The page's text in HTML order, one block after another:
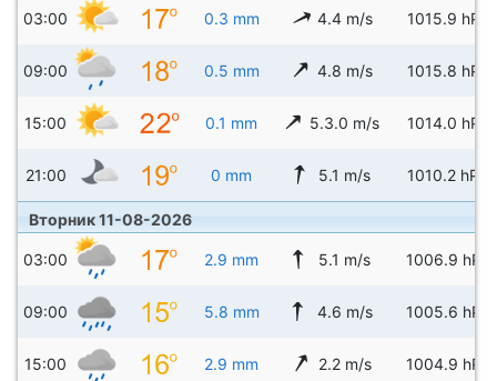
03:00 0.3 mm 4.4 m/s 1015.9 hPa
09:00 0.5 mm 4.8 m/s 1015.8 hPa
15:00 0.1 mm 5.3.0 m/s 1014.0 hPa
21:00 0 mm 5.1 m/s 1010.2 hPa
Вторник 11-08-2026
03:00 2.9 mm 5.1 m/s 1006.9 hPa
09:00 5.8 mm 4.6 m/s 1005.6 hPa
15:00 2.9 mm 2.2 m/s 1004.9 hPa